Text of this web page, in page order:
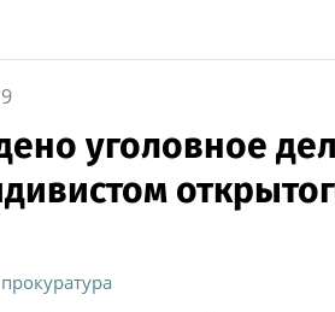
2026 года
уголовное